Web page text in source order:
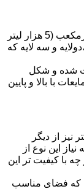
حجم مخزن پلی اتیلن را میتوان بین 5 تا 126 مترمکعب (5 هزار لیتر
و سه لایه که
شده و شکل
با بالا و پایین
تا حجم 30 هزار لیتر نیز از دیگر
این نوع از
چه با کیفیت تر این
که فضای مناسب